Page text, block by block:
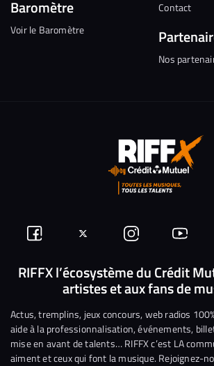
Baromètre
Voir le Baromètre
Contact
Nos
Suivez-
nous
Facebook
Suivez-
nous
sur
Twitter
Nous
rejoindre
sur
Instagram
Nous
sur
RIFFX l’écosystème du Crédit
artistes et aux fans de
Actus, tremplins, jeux concours, web radios
aide à la professionnalisation, événements,
mise en avant de talents… RIFFX c’est LA
aiment et ceux qui font la musique. Rejoignez-